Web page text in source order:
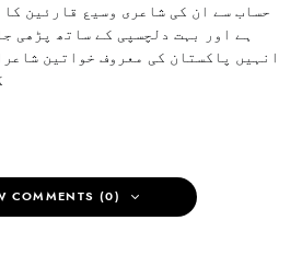
حساب سے ان کی شاعری وسیع قارئین
ہے اور بہت دلچسپی کے ساتھ پڑھی
انہیں پاکستان کی معروف خواتین
COMMENTS (0)